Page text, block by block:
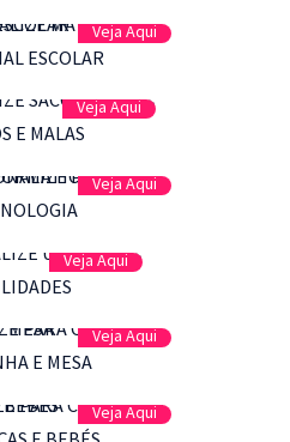
Veja Aqui
ESCOLAR
Veja Aqui
E MALAS
Veja Aqui
Veja Aqui
Veja Aqui
E MESA
Veja Aqui